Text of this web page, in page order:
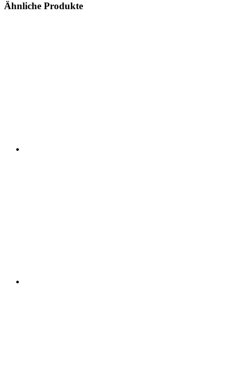
Ähnliche Produkte